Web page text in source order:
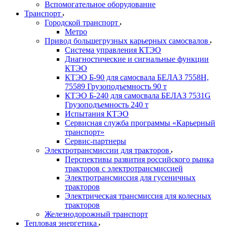
Вспомогательное оборудование
Транспорт
Городской транспорт
Метро
Привод большегрузных карьерных самосвалов
Система управления КТЭО
Диагностические и сигнальные функции
КТЭО
КТЭО Б-90 для самосвала БЕЛАЗ 7558H,
75589 Грузоподъемность 90 т
КТЭО Б-240 для самосвала БЕЛАЗ 7531G
Грузоподъемность 240 т
Испытания КТЭО
Сервисная служба программы «Карьерный
транспорт»
Сервис-партнеры
Электротрансмиссии для тракторов
Перспективы развития российского рынка
тракторов с электротрансмиссией
Электротрансмиссия для гусеничных
тракторов
Электрическая трансмиссия для колесных
тракторов
Железнодорожный транспорт
Тепловая энергетика